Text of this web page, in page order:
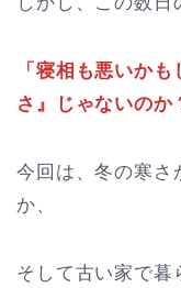
「寝相も悪いか
さ』じゃないのか
今回は、冬の寒さ
か、
そして古い家で暮